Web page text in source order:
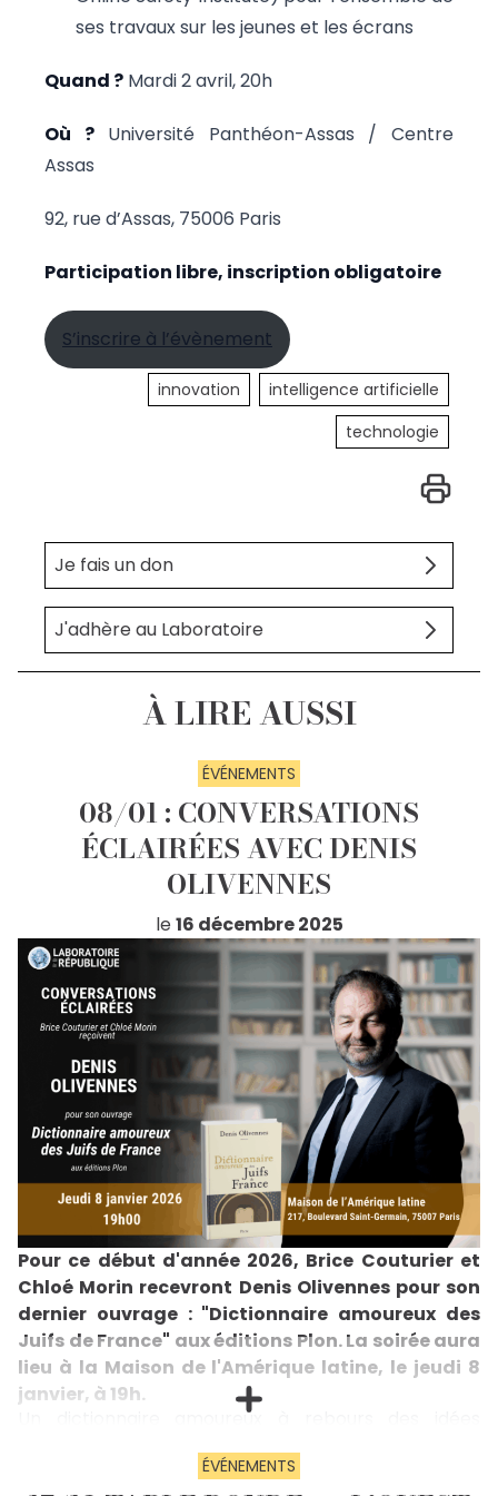
ses travaux sur les jeunes et les écrans
Quand ? Mardi 2 avril, 20h
Où ?Université Panthéon-Assas / Centre
Assas
92, rue d’Assas, 75006 Paris
Participation libre, inscription obligatoire
S’inscrire à l’évènement
innovation
intelligence artificielle
technologie
Je fais un don
J'adhère au Laboratoire
À LIRE AUSSI
ÉVÉNEMENTS
08/01 : CONVERSATIONS
ÉCLAIRÉES AVEC DENIS
OLIVENNES
le16 décembre 2025
Pour ce début d'année 2026, Brice Couturier et
Chloé Morin recevront Denis Olivennes pour son
dernier ouvrage : "Dictionnaire amoureux des
Juifs de France" aux éditions Plon. La soirée aura
lieu à la Maison de l'Amérique latine, le jeudi 8
janvier, à 19h.
Un dictionnaire amoureux à rebours des idées
une incroyable exception historique et mondiale
dans le rapport des Nations avec les Juifs. Dans ce "
ÉVÉNEMENTS